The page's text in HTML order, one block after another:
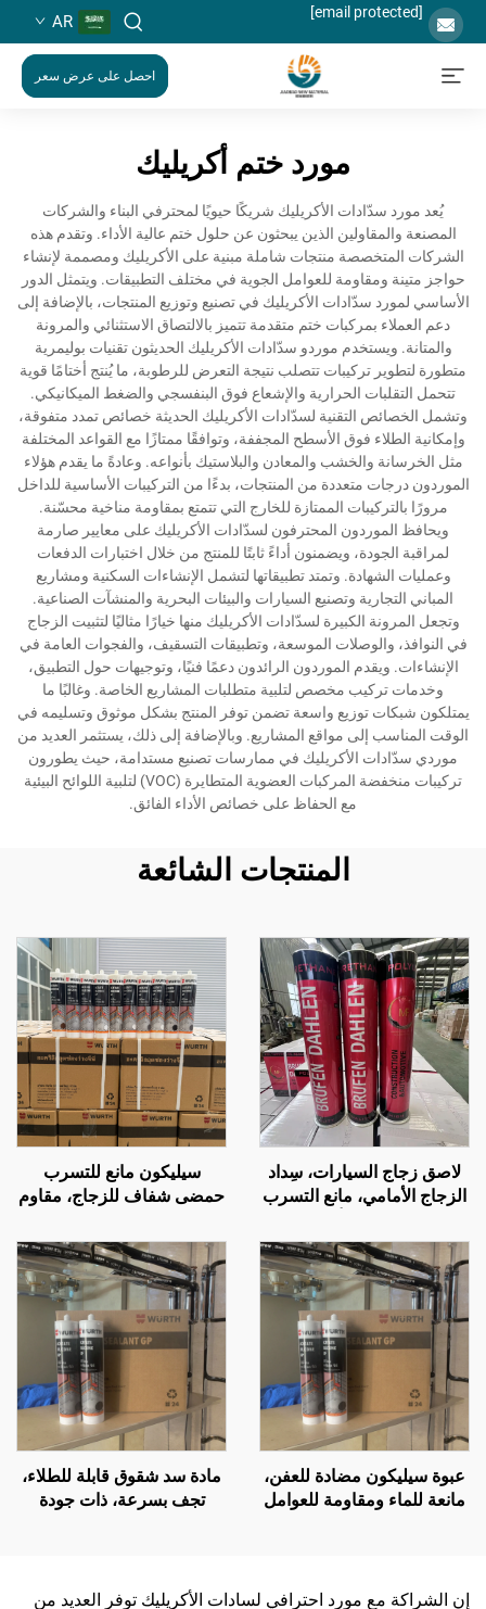
[email protected]
AR
احصل على عرض سعر
مورد ختم أكريليك
يُعد مورد سدّادات الأكريليك شريكًا حيويًا لمحترفي البناء والشركات
المصنعة والمقاولين الذين يبحثون عن حلول ختم عالية الأداء. وتقدم هذه
الشركات المتخصصة منتجات شاملة مبنية على الأكريليك ومصممة لإنشاء
حواجز متينة ومقاومة للعوامل الجوية في مختلف التطبيقات. ويتمثل الدور
الأساسي لمورد سدّادات الأكريليك في تصنيع وتوزيع المنتجات، بالإضافة إلى
دعم العملاء بمركبات ختم متقدمة تتميز بالالتصاق الاستثنائي والمرونة
والمتانة. ويستخدم موردو سدّادات الأكريليك الحديثون تقنيات بوليمرية
متطورة لتطوير تركيبات تتصلب نتيجة التعرض للرطوبة، ما يُنتج أختامًا قوية
تتحمل التقلبات الحرارية والإشعاع فوق البنفسجي والضغط الميكانيكي.
وتشمل الخصائص التقنية لسدّادات الأكريليك الحديثة خصائص تمدد متفوقة،
وإمكانية الطلاء فوق الأسطح المجففة، وتوافقًا ممتازًا مع القواعد المختلفة
مثل الخرسانة والخشب والمعادن والبلاستيك بأنواعه. وعادةً ما يقدم هؤلاء
الموردون درجات متعددة من المنتجات، بدءًا من التركيبات الأساسية للداخل
مرورًا بالتركيبات الممتازة للخارج التي تتمتع بمقاومة مناخية محسّنة.
ويحافظ الموردون المحترفون لسدّادات الأكريليك على معايير صارمة
لمراقبة الجودة، ويضمنون أداءً ثابتًا للمنتج من خلال اختبارات الدفعات
وعمليات الشهادة. وتمتد تطبيقاتها لتشمل الإنشاءات السكنية ومشاريع
المباني التجارية وتصنيع السيارات والبيئات البحرية والمنشآت الصناعية.
وتجعل المرونة الكبيرة لسدّادات الأكريليك منها خيارًا مثاليًا لتثبيت الزجاج
في النوافذ، والوصلات الموسعة، وتطبيقات التسقيف، والفجوات العامة في
الإنشاءات. ويقدم الموردون الرائدون دعمًا فنيًا، وتوجيهات حول التطبيق،
وخدمات تركيب مخصص لتلبية متطلبات المشاريع الخاصة. وغالبًا ما
يمتلكون شبكات توزيع واسعة تضمن توفر المنتج بشكل موثوق وتسليمه في
الوقت المناسب إلى مواقع المشاريع. وبالإضافة إلى ذلك، يستثمر العديد من
موردي سدّادات الأكريليك في ممارسات تصنيع مستدامة، حيث يطورون
تركيبات منخفضة المركبات العضوية المتطايرة (VOC) لتلبية اللوائح البيئية
مع الحفاظ على خصائص الأداء الفائق.
المنتجات الشائعة
لاصق زجاج السيارات، سِداد
الزجاج الأمامي، مانع التسرب
يوريثان حجم 300 مل
سيليكون مانع للتسرب
حمضى شفاف للزجاج، مقاوم
متسربة لخزانات الأسماك
والأحواض الزجاجية
عبوة سيليكون مضادة للعفن،
مانعة للماء ومقاومة للعوامل
مادة سد شقوق قابلة للطلاء،
تجف بسرعة، ذات جودة
إن الشراكة مع مورد احترافي لسادات الأكريليك توفر العديد من